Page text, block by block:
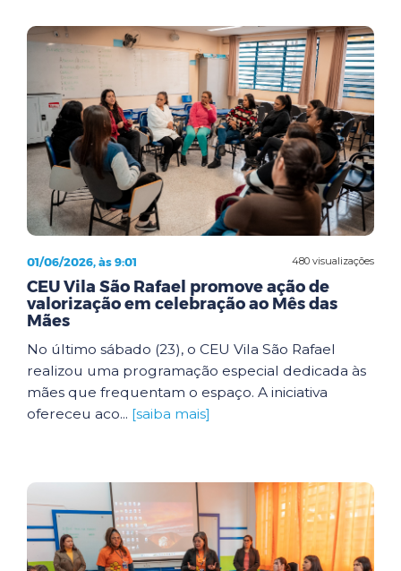
480 visualizações
01/06/2026, às 9:01
CEU Vila São Rafael promove ação de
valorização em celebração ao Mês das
Mães
No último sábado (23), o CEU Vila São Rafael
realizou uma programação especial dedicada às
mães que frequentam o espaço. A iniciativa
ofereceu aco... [saiba mais]